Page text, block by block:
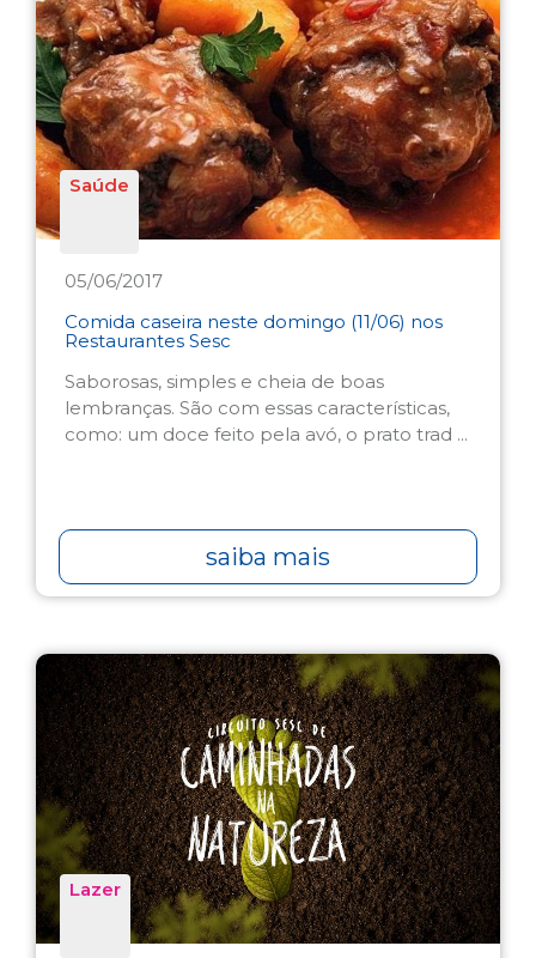
Saúde
05/06/2017
Comida caseira neste domingo (11/06) nos
Restaurantes Sesc
Saborosas, simples e cheia de boas
lembranças. São com essas características,
como: um doce feito pela avó, o prato trad ...
saiba mais
Lazer